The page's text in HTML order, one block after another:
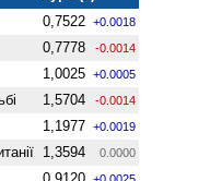
0,7522 +0.0018
0,7778 -0.0014
1,0025 +0.0005
1,5704 -0.0014
1,1977 +0.0019
1,3594 0.0000
+0.0025